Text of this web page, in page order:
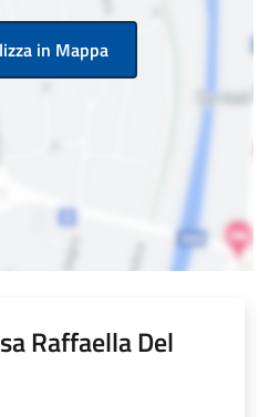
in Mappa
Raffaella Del